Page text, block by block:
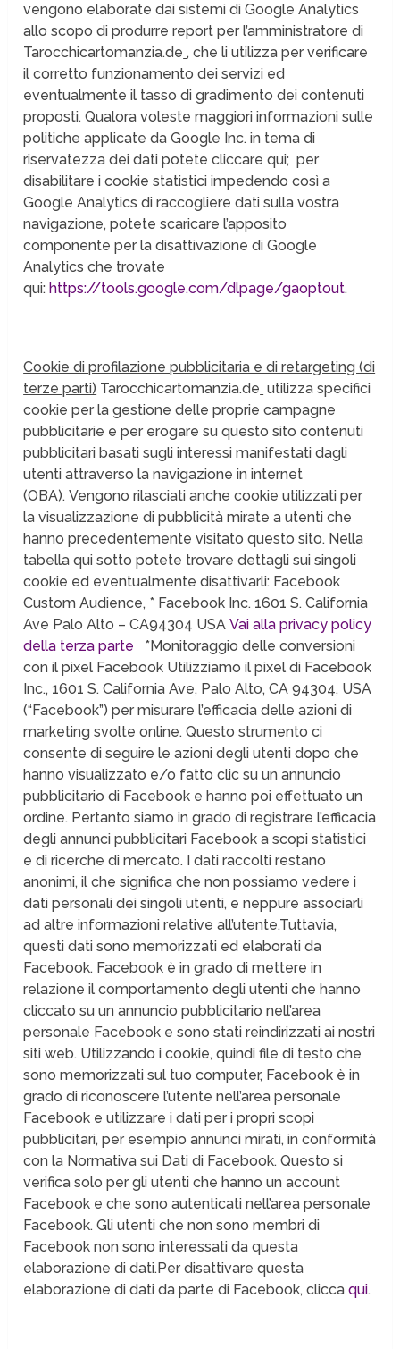
vengono elaborate dai sistemi di Google Analytics
allo scopo di produrre report per l’amministratore di
Tarocchicartomanzia.de , che li utilizza per verificare
il corretto funzionamento dei servizi ed
eventualmente il tasso di gradimento dei contenuti
proposti. Qualora voleste maggiori informazioni sulle
politiche applicate da Google Inc. in tema di
riservatezza dei dati potete cliccare qui; per
disabilitare i cookie statistici impedendo così a
Google Analytics di raccogliere dati sulla vostra
navigazione, potete scaricare l’apposito
componente per la disattivazione di Google
Analytics che trovate
qui:https://tools.google.com/dlpage/gaoptout.
Cookie di profilazione pubblicitaria e di retargeting (di
terze parti) Tarocchicartomanzia.de utilizza specifici
cookie per la gestione delle proprie campagne
pubblicitarie e per erogare su questo sito contenuti
pubblicitari basati sugli interessi manifestati dagli
utenti attraverso la navigazione in internet
(OBA). Vengono rilasciati anche cookie utilizzati per
la visualizzazione di pubblicità mirate a utenti che
hanno precedentemente visitato questo sito. Nella
tabella qui sotto potete trovare dettagli sui singoli
cookie ed eventualmente disattivarli: Facebook
Custom Audience, * Facebook Inc. 1601 S. California
Ave Palo Alto – CA94304 USAVai alla privacy policy
della terza parte *Monitoraggio delle conversioni
con il pixel Facebook Utilizziamo il pixel di Facebook
Inc., 1601 S. California Ave, Palo Alto, CA 94304, USA
(“Facebook”) per misurare l’efficacia delle azioni di
marketing svolte online. Questo strumento ci
consente di seguire le azioni degli utenti dopo che
hanno visualizzato e/o fatto clic su un annuncio
pubblicitario di Facebook e hanno poi effettuato un
ordine. Pertanto siamo in grado di registrare l’efficacia
degli annunci pubblicitari Facebook a scopi statistici
e di ricerche di mercato. I dati raccolti restano
anonimi, il che significa che non possiamo vedere i
dati personali dei singoli utenti, e neppure associarli
ad altre informazioni relative all’utente.Tuttavia,
questi dati sono memorizzati ed elaborati da
Facebook. Facebook è in grado di mettere in
relazione il comportamento degli utenti che hanno
cliccato su un annuncio pubblicitario nell’area
personale Facebook e sono stati reindirizzati ai nostri
siti web. Utilizzando i cookie, quindi file di testo che
sono memorizzati sul tuo computer, Facebook è in
grado di riconoscere l’utente nell’area personale
Facebook e utilizzare i dati per i propri scopi
pubblicitari, per esempio annunci mirati, in conformità
con la Normativa sui Dati di Facebook. Questo si
verifica solo per gli utenti che hanno un account
Facebook e che sono autenticati nell’area personale
Facebook. Gli utenti che non sono membri di
Facebook non sono interessati da questa
elaborazione di dati.Per disattivare questa
elaborazione di dati da parte di Facebook, cliccaqui.